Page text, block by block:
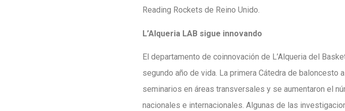
Reading Rockets de Reino Unido.
L’Alqueria LAB sigue innovando
El departamento de coinnovación de L’Alqueria del
segundo año de vida. La primera Cátedra de baloncesto
seminarios en áreas transversales y se aumentaron el
nacionales e internacionales. Algunas de las